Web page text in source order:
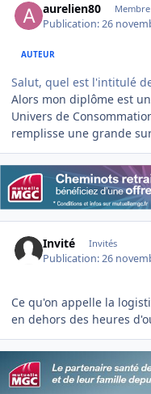
aurelien80 Membre
Publication:26
AUTEUR
Salut, quel est l'intitulé
Alors mon diplôme est
Univers de
remplisse une grande
Invité Invités
Publication:26
Ce qu'on appelle la
en dehors des heures